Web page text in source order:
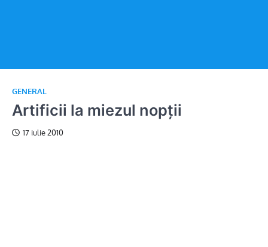
GENERAL
Artificii la miezul nopții
17 iulie 2010